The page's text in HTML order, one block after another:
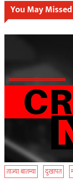
You May Missed
ताज्या बातम्या दुखापत